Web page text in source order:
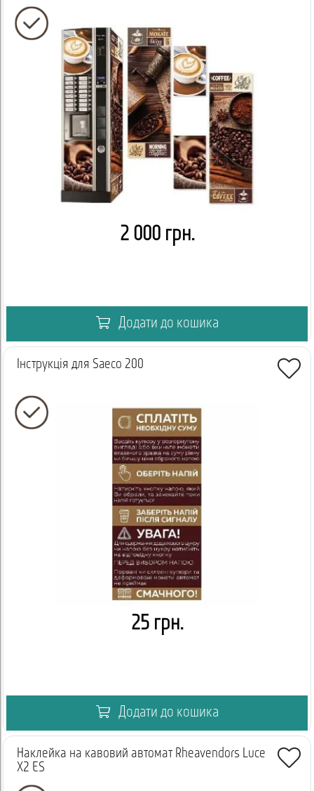
2 000 грн.
Додати до кошика
Інструкція для Saeco 200
25 грн.
Додати до кошика
Наклейка на кавовий автомат Rheavendors Luce
X2 ES